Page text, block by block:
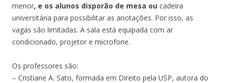
menor, e os alunos disporão de mesa ou cadeira
universitária para possibilitar as anotações. Por isso, as
vagas são limitadas. A sala está equipada com ar
condicionado, projetor e microfone.
Os professores são:
– Cristiane A. Sato, formada em Direito pela USP, autora do